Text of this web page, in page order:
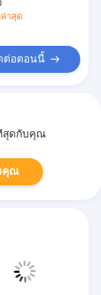
าสุด
ต่อตอนนี้
สุดกับคุณ
คุณ